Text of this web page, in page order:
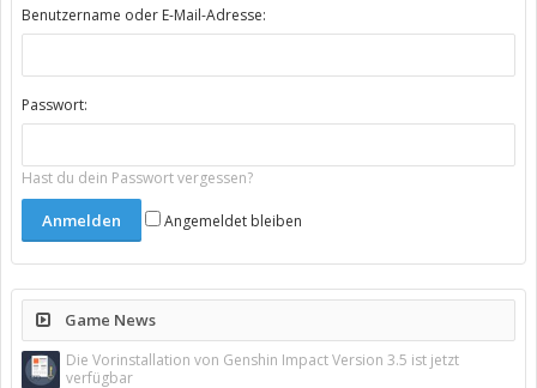
Benutzername oder E-Mail-Adresse:
Passwort:
Hast du dein Passwort vergessen?
Angemeldet bleiben
Game News
Die Vorinstallation von Genshin Impact Version 3.5 ist jetzt
verfügbar